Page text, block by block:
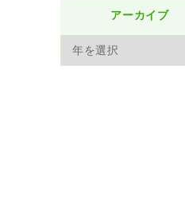
アーカイブ